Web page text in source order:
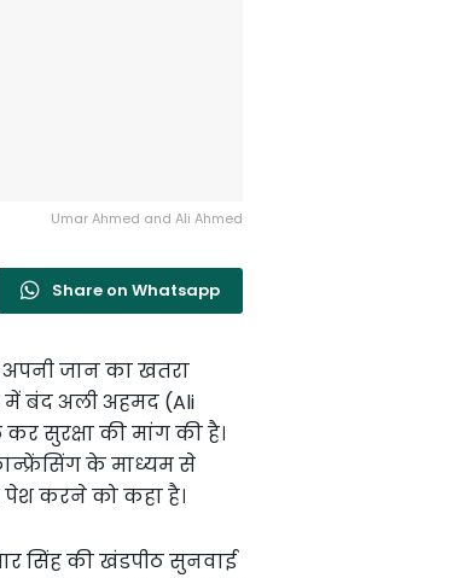
Umar Ahmed and Ali Ahmed
Share on Whatsapp
जान का खतरा
बंद अली अहमद (Ali
सुरक्षा की मांग की है।
के माध्यम से
पेश करने को कहा है।
सिंह की खंडपीठ सुनवाई